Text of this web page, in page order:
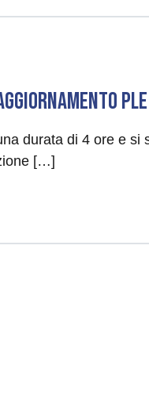
durata di 4 ore e si
[…]